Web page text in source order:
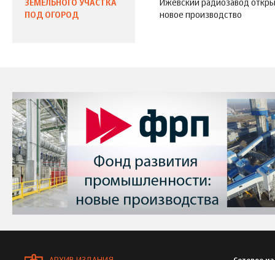
ЗЕМЕЛЬНОГО УЧАСТКА
ПОД ОГОРОД
Ижевский радиозавод
новое производство